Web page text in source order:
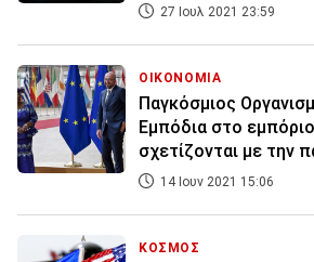
27 Ιουλ 2021 23:59
ΟΙΚΟΝΟΜΙΑ
Παγκόσμιος
Εμπόδια στο
σχετίζονται με την
14 Ιουν 2021 15:06
ΚΟΣΜΟΣ